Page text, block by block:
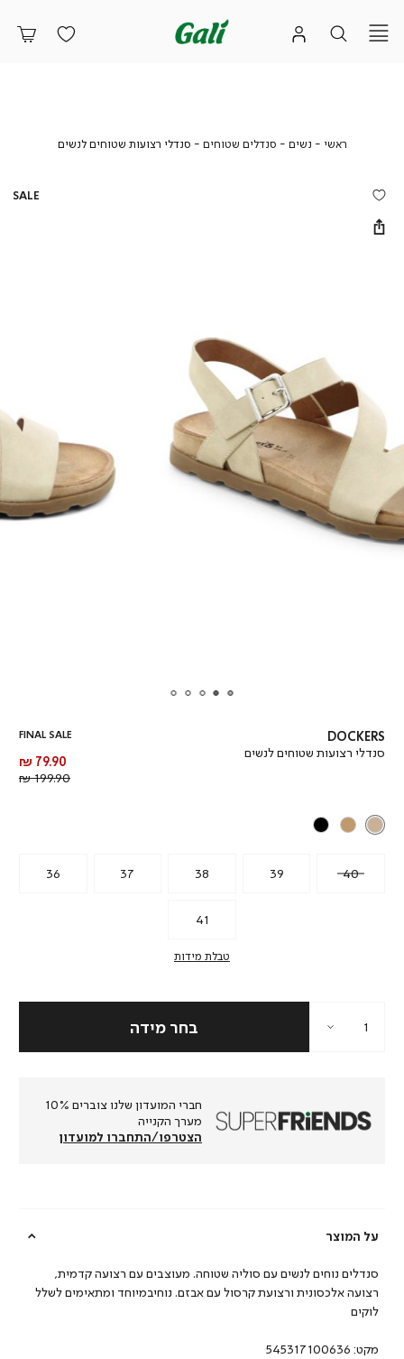
ראשי ראשי
נשים נשים
סנדלים שטוחים סנדלים
סנדלי רצועות שטוחים לנשיםסנדלי
DOCKERS
סנדלי רצועות שטוחים לנשים
FINAL SALE
מחיר
מוצר
79.90 ₪
199.90 ₪
36 37 38 39 40
41
טבלת מידות
חברי המועדון שלנו צוברים 10%
מערך הקנייה
הצטרפו/התחברו למועדון
על המוצר
סנדלים נוחים לנשים עם סוליה שטוחה. מעוצבים עם רצועה קדמית,
רצועה אלכסונית ורצועת קרסול עם אבזם. נוחיבמיוחד ומתאימים לשלל
לוקים
מקט: 545317100636
SALE